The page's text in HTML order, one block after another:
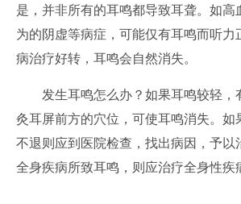
是，并非所有的耳鸣都导致耳聋。如高
为的阴虚等病症，可能仅有耳鸣而听力
病治疗好转，耳鸣会自然消失。
发生耳鸣怎么办？如果耳鸣较轻，
灸耳屏前方的穴位，可使耳鸣消失。如
不退则应到医院检查，找出病因，予以
全身疾病所致耳鸣，则应治疗全身性疾